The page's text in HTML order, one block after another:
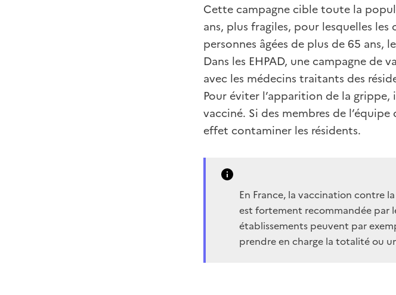
Cette campagne cible toute la
ans, plus fragiles, pour lesquelles
personnes âgées de plus de 65 ans,
Dans les EHPAD, une campagne de
avec les médecins traitants des
Pour éviter l’apparition de la
vacciné. Si des membres de
effet contaminer les résidents.
En France, la vaccination contre
est fortement recommandée par
établissements peuvent par
prendre en charge la totalité ou